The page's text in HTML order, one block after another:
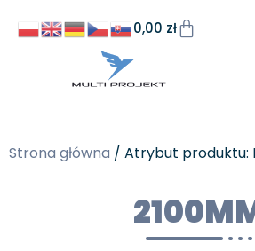
0,00 zł
Strona główna / Atrybut produktu: